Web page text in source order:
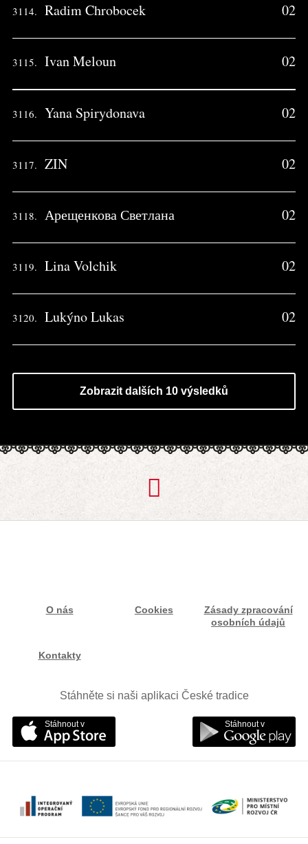
3114. Radim Chrobocek 02
3115. Ivan Meloun 02
3116. Yana Spirydonava 02
3117. ZIN 02
3118. Арещенкова Светлана 02
3119. Lina Volchik 02
3120. Lukýno Lukas 02
Zobrazit dalších 10 výsledků
O nás Cookies
Zásady zpracování
osobních údajů
Kontakty
Stáhněte si naši aplikaci České tradice
Stáhnout v Stáhnout v